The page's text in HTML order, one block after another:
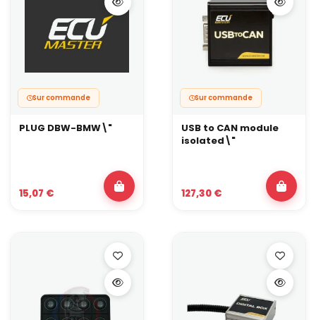
Sur commande
PLUG DBW-BMW\"
15,07 €
Sur commande
USB to CAN module
isolated\"
127,30 €